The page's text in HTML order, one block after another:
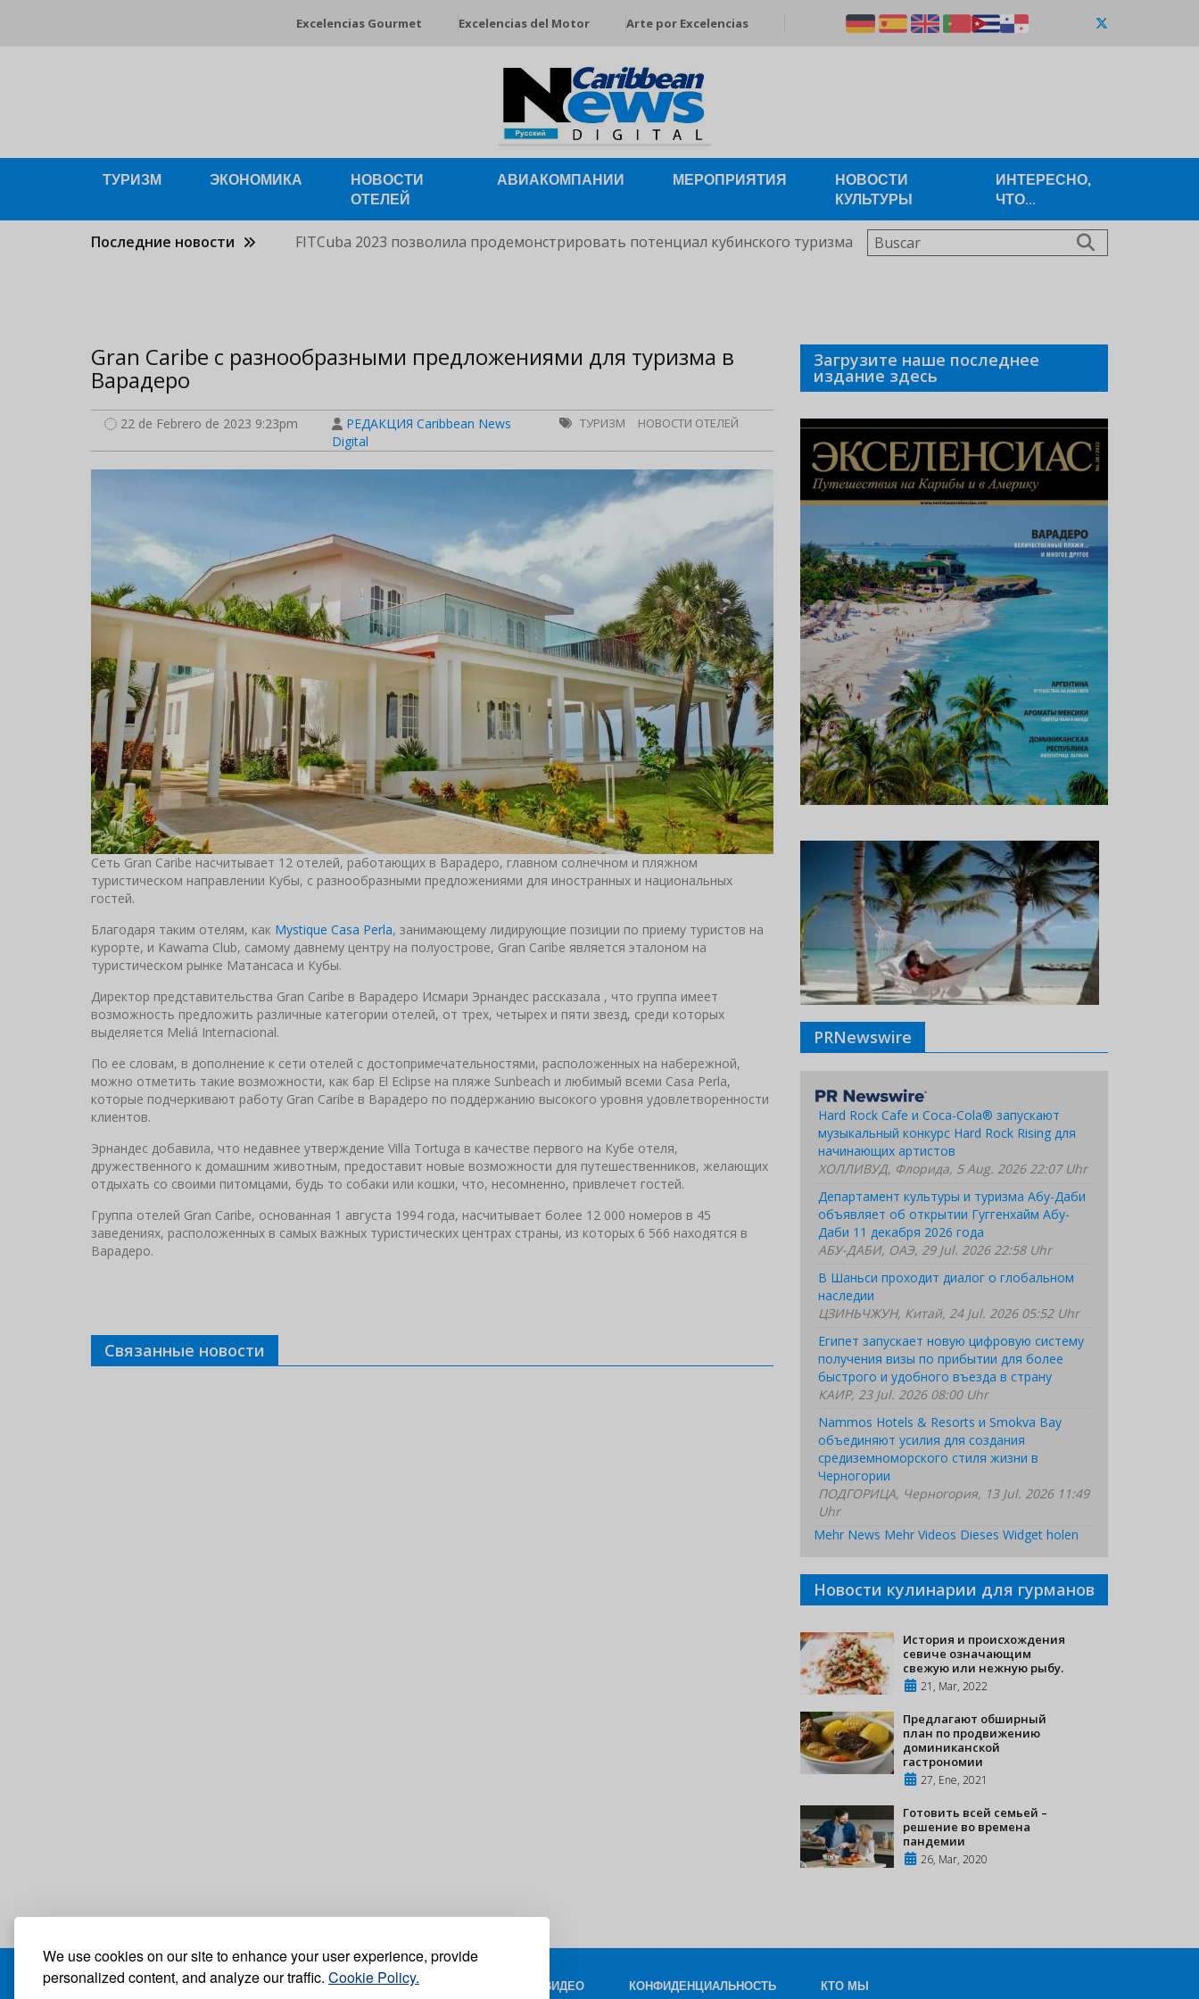
We use cookies on our site to enhance your user experience, provide
personalized content, and analyze our traffic. Cookie Policy.
Excelencias Gourmet Excelencias del Motor Arte por Excelencias
ТУРИЗМ ЭКОНОМИКА
НОВОСТИ
ОТЕЛЕЙ
АВИАКОМПАНИИ МЕРОПРИЯТИЯ
НОВОСТИ
КУЛЬТУРЫ
ИНТЕРЕСНО,
ЧТО...
Последние новости FITCuba 2023 позволила продемонстрировать потенциал кубинского туризма Buscar
Gran Caribe с разнообразными предложениями для туризма в
Варадеро
22 de Febrero de 2023 9:23pm
РЕДАКЦИЯ Caribbean News
Digital
ТУРИЗМ НОВОСТИ ОТЕЛЕЙ
Сеть Gran Caribe насчитывает 12 отелей, работающих в Варадеро, главном солнечном и пляжном
туристическом направлении Кубы, с разнообразными предложениями для иностранных и национальных
гостей.
Благодаря таким отелям, как Mystique Casa Perla, занимающему лидирующие позиции по приему туристов на
курорте, и Kawama Club, самому давнему центру на полуострове, Gran Caribe является эталоном на
туристическом рынке Матансаса и Кубы.
Директор представительства Gran Caribe в Варадеро Исмари Эрнандес рассказала , что группа имеет
возможность предложить различные категории отелей, от трех, четырех и пяти звезд, среди которых
выделяется Meliá Internacional.
По ее словам, в дополнение к сети отелей с достопримечательностями, расположенных на набережной,
можно отметить такие возможности, как бар El Eclipse на пляже Sunbeach и любимый всеми Casa Perla,
которые подчеркивают работу Gran Caribe в Варадеро по поддержанию высокого уровня удовлетворенности
клиентов.
Эрнандес добавилa, что недавнее утверждение Villa Tortuga в качестве первого на Кубе отеля,
дружественного к домашним животным, предоставит новые возможности для путешественников, желающих
отдыхать со своими питомцами, будь то собаки или кошки, что, несомненно, привлечет гостей.
Группа отелей Gran Caribe, основанная 1 августа 1994 года, насчитывает более 12 000 номеров в 45
заведениях, расположенных в самых важных туристических центрах страны, из которых 6 566 находятся в
Варадеро.
Связанные новости
Загрузите наше последнее
издание здесь
PRNewswire
Hard Rock Cafe и Coca-Cola® запускают
музыкальный конкурс Hard Rock Rising для
начинающих артистов
ХОЛЛИВУД, Флорида, 5 Aug. 2026 22:07 Uhr
Департамент культуры и туризма Абу-Даби
объявляет об открытии Гуггенхайм Абу-
Даби 11 декабря 2026 года
АБУ-ДАБИ, ОАЭ, 29 Jul. 2026 22:58 Uhr
В Шаньси проходит диалог о глобальном
наследии
ЦЗИНЬЧЖУН, Китай, 24 Jul. 2026 05:52 Uhr
Египет запускает новую цифровую систему
получения визы по прибытии для более
быстрого и удобного въезда в страну
КАИР, 23 Jul. 2026 08:00 Uhr
Nammos Hotels & Resorts и Smokva Bay
объединяют усилия для создания
средиземноморского стиля жизни в
Черногории
ПОДГОРИЦА, Черногория, 13 Jul. 2026 11:49
Uhr
Mehr News Mehr Videos Dieses Widget holen
Новости кулинарии для гурманов
История и происхождения
севиче означающим
свежую или нежную рыбу.
21, Mar, 2022
Предлагают обширный
план по продвижению
доминиканской
гастрономии
27, Ene, 2021
Готовить всей семьей –
решение во времена
пандемии
26, Mar, 2020
БЛОГ КОНТАКТ ФОТО И ВИДЕО КОНФИДЕНЦИАЛЬНОСТЬ КТО МЫ